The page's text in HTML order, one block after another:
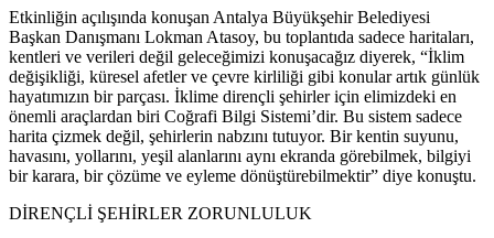
Etkinliğin açılışında konuşan Antalya Büyükşehir Belediyesi
Başkan Danışmanı Lokman Atasoy, bu toplantıda sadece haritaları,
kentleri ve verileri değil geleceğimizi konuşacağız diyerek, “İklim
değişikliği, küresel afetler ve çevre kirliliği gibi konular artık günlük
hayatımızın bir parçası. İklime dirençli şehirler için elimizdeki en
önemli araçlardan biri Coğrafi Bilgi Sistemi’dir. Bu sistem sadece
harita çizmek değil, şehirlerin nabzını tutuyor. Bir kentin suyunu,
havasını, yollarını, yeşil alanlarını aynı ekranda görebilmek, bilgiyi
bir karara, bir çözüme ve eyleme dönüştürebilmektir” diye konuştu.
DİRENÇLİ ŞEHİRLER ZORUNLULUK